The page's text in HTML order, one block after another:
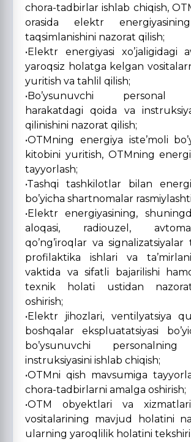
chora-tadbirlar ishlab chiqish,
orasida elektr
taqsimlanishini nazorat qilish;
•Elektr energiyasi xo’jaligidagi
yaroqsiz holatga kelgan
yuritish va tahlil qilish;
•Bo’ysunuvchi personal
harakatdagi qoida va
qilinishini nazorat qilish;
•OTMning energiya iste’moli
kitobini yuritish, OTMning
tayyorlash;
•Tashqi tashkilotlar bilan
bo’yicha shartnomalar
•Elektr energiyasining,
aloqasi, radiouzel,
qo’ng’iroqlar va signalizatsiyalar
profilaktika ishlari va
vaktida va sifatli bajarilishi
texnik holati ustidan
oshirish;
•Elektr jihozlari, ventilyatsiya
boshqalar ekspluatatsiyasi
bo’ysunuvchi personalning
instruksiyasini ishlab chiqish;
•OTMni qish mavsumiga
chora-tadbirlarni amalga oshirish;
•OTM obyektlari va
vositalarining mavjud holatini
ularning yaroqlilik holatini